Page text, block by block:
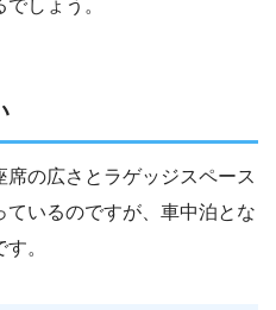
しょう。
の広さとラゲッジスペース
いるのですが、車中泊とな
。